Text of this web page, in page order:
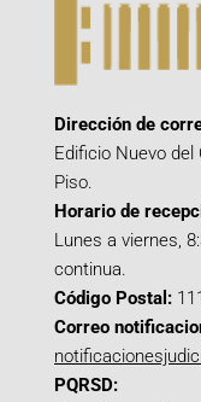
Dirección de
Edificio Nuevo
Piso.
Horario de
Lunes a viernes,
continua.
Código Postal:
Correo
PQRSD: